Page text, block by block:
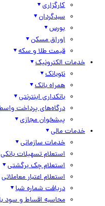
کارگزاری
سبدگردان
بورس
اوراق مسکن
قیمت طلا و سکه
خدمات الکترونیک
نئوبانک
همراه بانک
بانکداری اینترنتی
درگاه‌های پرداخت واسط
پیشخوان مجازی
خدمات مالی
خدمات سازمانی
استعلام تسهیلات بانکی
استعلام چک برگشتی
استعلام اعتبار معاملاتی
دریافت شماره شبا
محاسبه اقساط و سود بانکی